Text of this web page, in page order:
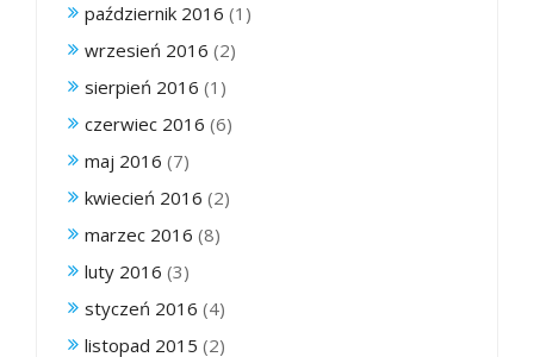
październik 2016 (1)
wrzesień 2016 (2)
sierpień 2016 (1)
czerwiec 2016 (6)
maj 2016 (7)
kwiecień 2016 (2)
marzec 2016 (8)
luty 2016 (3)
styczeń 2016 (4)
listopad 2015 (2)